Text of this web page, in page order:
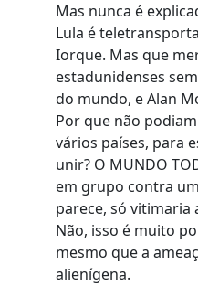
Mas nunca é
Lula é
Iorque. Mas que
estadunidenses
do mundo, e Alan
Por que não
vários países, para
unir? O MUNDO
em grupo contra
parece, só vitimaria
Não, isso é muito
mesmo que a
alienígena.